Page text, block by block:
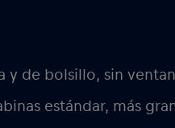
y de bolsillo, sin
estándar, más